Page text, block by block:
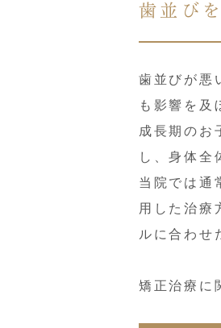
歯並び
歯並びが悪
も影響を及
成長期のお
し、身体全
当院では通
用した治療
ルに合わせ
矯正治療に